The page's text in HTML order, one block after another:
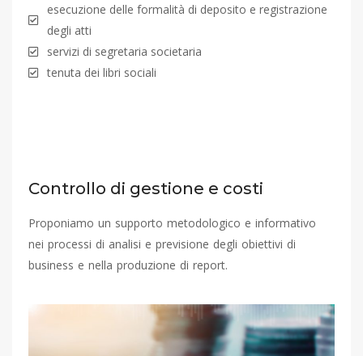
esecuzione delle formalità di deposito e registrazione
degli atti
servizi di segretaria societaria
tenuta dei libri sociali
Controllo di gestione e costi
Proponiamo un supporto metodologico e informativo
nei processi di analisi e previsione degli obiettivi di
business e nella produzione di report.